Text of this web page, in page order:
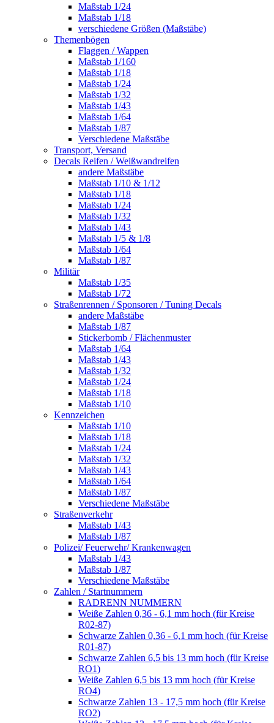
Maßstab 1/24
Maßstab 1/18
verschiedene Größen (Maßstäbe)
Themenbögen
Flaggen / Wappen
Maßstab 1/160
Maßstab 1/18
Maßstab 1/24
Maßstab 1/32
Maßstab 1/43
Maßstab 1/64
Maßstab 1/87
Verschiedene Maßstäbe
Transport, Versand
Decals Reifen / Weißwandreifen
andere Maßstäbe
Maßstab 1/10 & 1/12
Maßstab 1/18
Maßstab 1/24
Maßstab 1/32
Maßstab 1/43
Maßstab 1/5 & 1/8
Maßstab 1/64
Maßstab 1/87
Militär
Maßstab 1/35
Maßstab 1/72
Straßenrennen / Sponsoren / Tuning Decals
andere Maßstäbe
Maßstab 1/87
Stickerbomb / Flächenmuster
Maßstab 1/64
Maßstab 1/43
Maßstab 1/32
Maßstab 1/24
Maßstab 1/18
Maßstab 1/10
Kennzeichen
Maßstab 1/10
Maßstab 1/18
Maßstab 1/24
Maßstab 1/32
Maßstab 1/43
Maßstab 1/64
Maßstab 1/87
Verschiedene Maßstäbe
Straßenverkehr
Maßstab 1/43
Maßstab 1/87
Polizei/ Feuerwehr/ Krankenwagen
Maßstab 1/43
Maßstab 1/87
Verschiedene Maßstäbe
Zahlen / Startnummern
RADRENN NUMMERN
Weiße Zahlen 0,36 - 6,1 mm hoch (für Kreise
R02-87)
Schwarze Zahlen 0,36 - 6,1 mm hoch (für Kreise
R01-87)
Schwarze Zahlen 6,5 bis 13 mm hoch (für Kreise
RO1)
Weiße Zahlen 6,5 bis 13 mm hoch (für Kreise
RO4)
Schwarze Zahlen 13 - 17,5 mm hoch (für Kreise
RO2)